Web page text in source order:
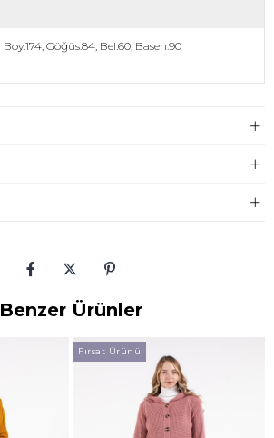
Boy:174, Göğüs:84, Bel:60, Basen:90
Benzer Ürünler
Fırsat Ürünü